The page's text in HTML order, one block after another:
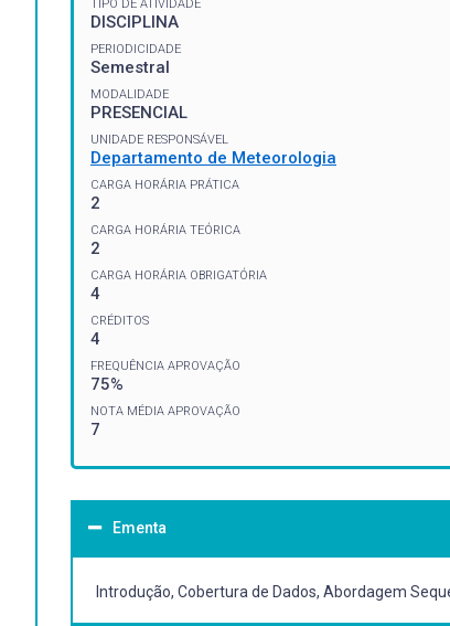
TIPO DE ATIVIDADE
DISCIPLINA
PERIODICIDADE
Semestral
MODALIDADE
PRESENCIAL
UNIDADE RESPONSÁVEL
Departamento de Meteorologia
CARGA HORÁRIA PRÁTICA
2
CARGA HORÁRIA TEÓRICA
2
CARGA HORÁRIA OBRIGATÓRIA
4
CRÉDITOS
4
FREQUÊNCIA APROVAÇÃO
75%
NOTA MÉDIA APROVAÇÃO
7
Ementa
Introdução, Cobertura de Dados, Abordagem